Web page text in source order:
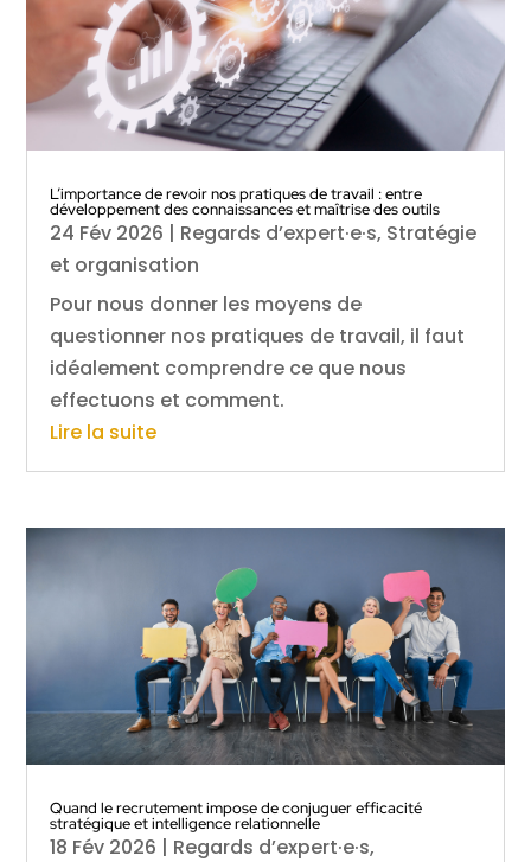
L’importance de revoir nos pratiques de travail : entre
développement des connaissances et maîtrise des outils
24 Fév 2026 | Regards d’expert·e·s, Stratégie
et organisation
Pour nous donner les moyens de
questionner nos pratiques de travail, il faut
idéalement comprendre ce que nous
effectuons et comment.
Lire la suite
Quand le recrutement impose de conjuguer efficacité
stratégique et intelligence relationnelle
18 Fév 2026 | Regards d’expert·e·s,